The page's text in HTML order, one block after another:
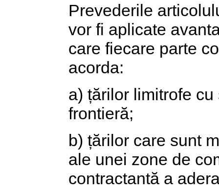
Prevederile
vor fi aplicate
care fiecare parte
acorda:
a) țărilor limitrofe
frontieră;
b) țărilor care sunt
ale unei zone de
contractantă a